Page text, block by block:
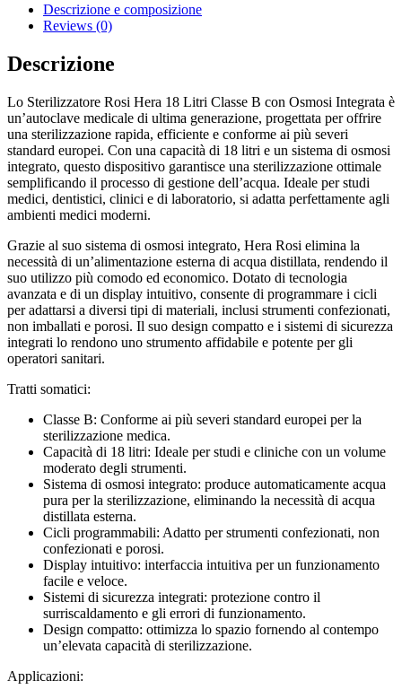
osmosi
integrato
Descrizione e composizione
Reviews (0)
Descrizione
Lo Sterilizzatore Rosi Hera 18 Litri Classe B con Osmosi Integrata è
un’autoclave medicale di ultima generazione, progettata per offrire
una sterilizzazione rapida, efficiente e conforme ai più severi
standard europei. Con una capacità di 18 litri e un sistema di osmosi
integrato, questo dispositivo garantisce una sterilizzazione ottimale
semplificando il processo di gestione dell’acqua. Ideale per studi
medici, dentistici, clinici e di laboratorio, si adatta perfettamente agli
ambienti medici moderni.
Grazie al suo sistema di osmosi integrato, Hera Rosi elimina la
necessità di un’alimentazione esterna di acqua distillata, rendendo il
suo utilizzo più comodo ed economico. Dotato di tecnologia
avanzata e di un display intuitivo, consente di programmare i cicli
per adattarsi a diversi tipi di materiali, inclusi strumenti confezionati,
non imballati e porosi. Il suo design compatto e i sistemi di sicurezza
integrati lo rendono uno strumento affidabile e potente per gli
operatori sanitari.
Tratti somatici:
Classe B: Conforme ai più severi standard europei per la
sterilizzazione medica.
Capacità di 18 litri: Ideale per studi e cliniche con un volume
moderato degli strumenti.
Sistema di osmosi integrato: produce automaticamente acqua
pura per la sterilizzazione, eliminando la necessità di acqua
distillata esterna.
Cicli programmabili: Adatto per strumenti confezionati, non
confezionati e porosi.
Display intuitivo: interfaccia intuitiva per un funzionamento
facile e veloce.
Sistemi di sicurezza integrati: protezione contro il
surriscaldamento e gli errori di funzionamento.
Design compatto: ottimizza lo spazio fornendo al contempo
un’elevata capacità di sterilizzazione.
Applicazioni: